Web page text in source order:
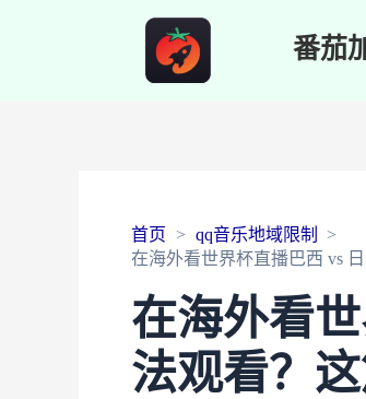
番茄
首页
qq音乐地域限制
在海外看世界杯直播巴西 vs
在海外看
法观看？